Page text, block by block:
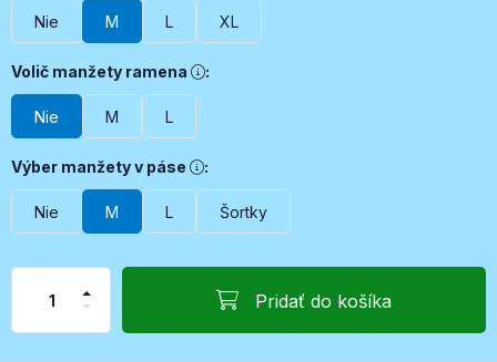
Nie M L XL
Volič manžety ramena, Voliteľné príslušenstvo na
Volič manžety ramena :
Nie M L
Výber manžety v páse, Voliteľné príslušenstvo na ošetrenie
Výber manžety v páse :
Nie M L Šortky
Pridať do košíka